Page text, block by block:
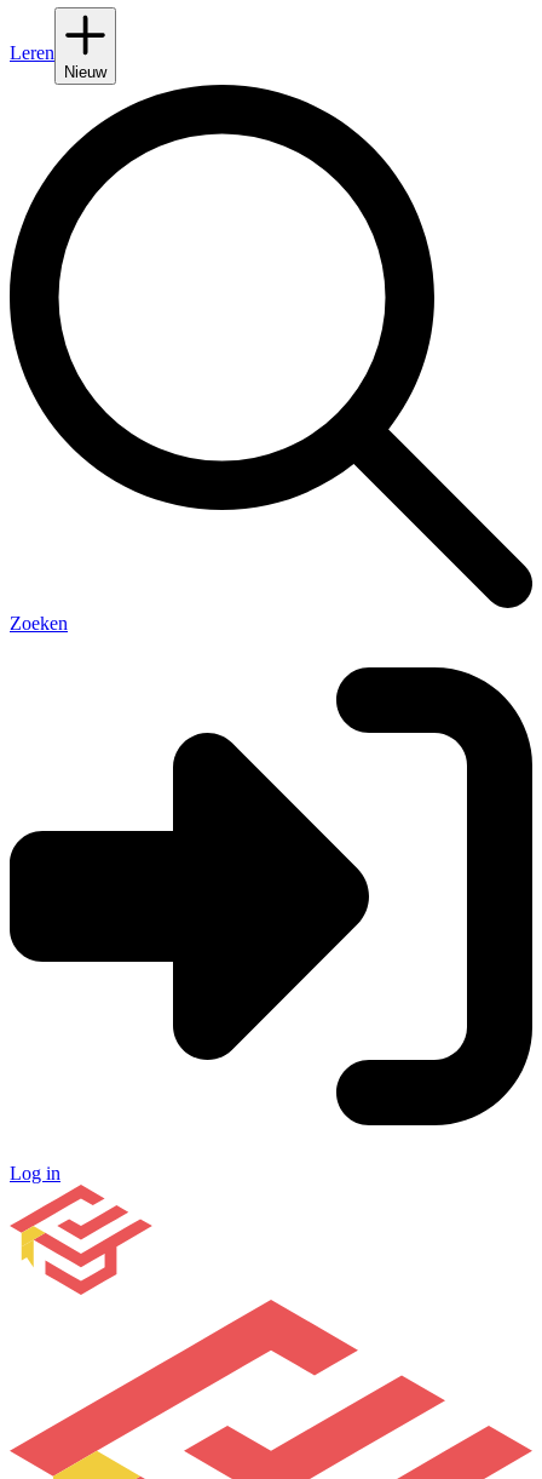
Leren
Nieuw
Zoeken
Log in